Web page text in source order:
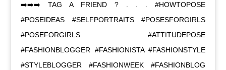
➡️➡️➡️ TAG A FRIEND ? . . . #HOWTOPOSE
#POSEIDEAS #SELFPORTRAITS #POSESFORGIRLS
#POSEFORGIRLS #ATTITUDEPOSE
#FASHIONBLOGGER #FASHIONISTA #FASHIONSTYLE
#STYLEBLOGGER #FASHIONWEEK #FASHIONBLOG